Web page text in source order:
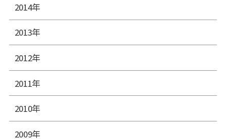
2014年
2013年
2012年
2011年
2010年
2009年